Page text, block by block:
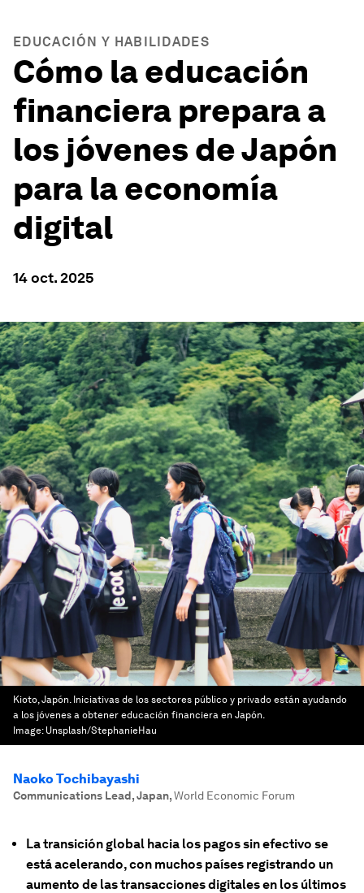
EDUCACIÓN Y HABILIDADES
Cómo la educación
financiera prepara a
los jóvenes de Japón
para la economía
digital
14 oct. 2025
Kioto, Japón. Iniciativas de los sectores público y privado están ayudando
a los jóvenes a obtener educación financiera en Japón.
Image: Unsplash/StephanieHau
Naoko Tochibayashi
Communications Lead, Japan,World Economic Forum
La transición global hacia los pagos sin efectivo se
está acelerando, con muchos países registrando un
aumento de las transacciones digitales en los últimos